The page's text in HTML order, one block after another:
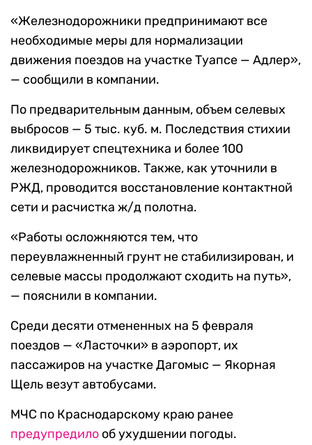
«Железнодорожники предпринимают все
необходимые меры для нормализации
движения поездов на участке Туапсе — Адлер»,
— сообщили в компании.
По предварительным данным, объем селевых
выбросов — 5 тыс. куб. м. Последствия стихии
ликвидирует спецтехника и более 100
железнодорожников. Также, как уточнили в
РЖД, проводится восстановление контактной
сети и расчистка ж/д полотна.
«Работы осложняются тем, что
переувлажненный грунт не стабилизирован, и
селевые массы продолжают сходить на путь»,
— пояснили в компании.
Среди десяти отмененных на 5 февраля
поездов — «Ласточки» в аэропорт, их
пассажиров на участке Дагомыс — Якорная
Щель везут автобусами.
МЧС по Краснодарскому краю ранее
предупредило об ухудшении погоды.